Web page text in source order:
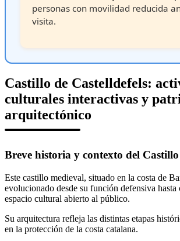
personas con movilidad reducida
visita.
Castillo de Castelldefels:
culturales interactivas y
arquitectónico
Breve historia y contexto del Castillo
Este castillo medieval, situado en la costa de
evolucionado desde su función defensiva hasta
espacio cultural abierto al público.
Su arquitectura refleja las distintas etapas
en la protección de la costa catalana.